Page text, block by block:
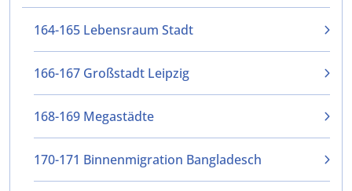
164-165 Lebensraum Stadt
166-167 Großstadt Leipzig
168-169 Megastädte
170-171 Binnenmigration Bangladesch